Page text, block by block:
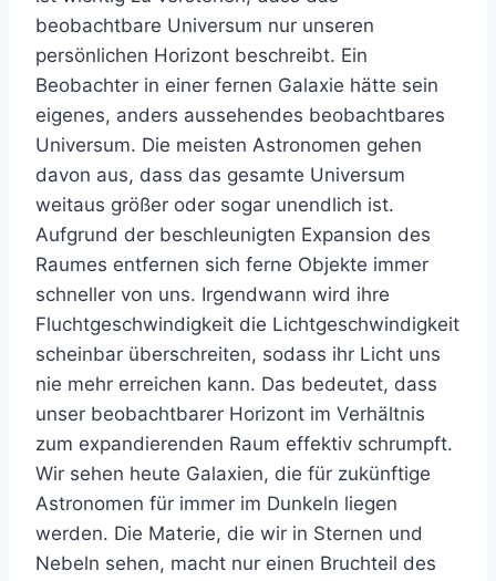
beobachtbare Universum nur unseren
persönlichen Horizont beschreibt. Ein
Beobachter in einer fernen Galaxie hätte sein
eigenes, anders aussehendes beobachtbares
Universum. Die meisten Astronomen gehen
davon aus, dass das gesamte Universum
weitaus größer oder sogar unendlich ist.
Aufgrund der beschleunigten Expansion des
Raumes entfernen sich ferne Objekte immer
schneller von uns. Irgendwann wird ihre
Fluchtgeschwindigkeit die Lichtgeschwindigkeit
scheinbar überschreiten, sodass ihr Licht uns
nie mehr erreichen kann. Das bedeutet, dass
unser beobachtbarer Horizont im Verhältnis
zum expandierenden Raum effektiv schrumpft.
Wir sehen heute Galaxien, die für zukünftige
Astronomen für immer im Dunkeln liegen
werden. Die Materie, die wir in Sternen und
Nebeln sehen, macht nur einen Bruchteil des